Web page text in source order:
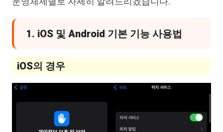
1. iOS 및 Android 기본 기능 사용법
iOS의 경우